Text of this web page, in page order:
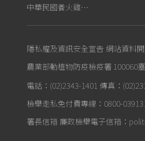
中華民國養火雞協會
隱私權及資訊安全宣告 網站資料
農業部動植物防疫檢疫署 100060
電話：(02)2343-1401 傳真：
檢舉走私免付費專線：0800-
署長信箱 廉政檢舉電子信箱：